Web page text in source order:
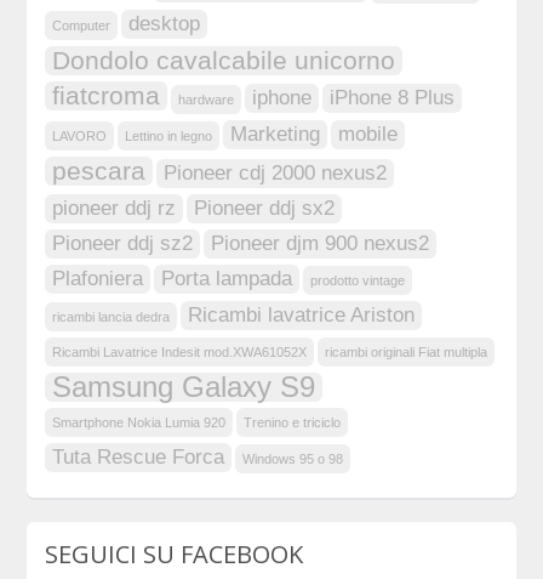
Computer desktop
Dondolo cavalcabile unicorno
fiatcroma
hardware iphone iPhone 8 Plus
LAVORO Lettino in legno Marketing mobile
pescara
Pioneer cdj 2000 nexus2
pioneer ddj rz
Pioneer ddj sx2
Pioneer ddj sz2
Pioneer djm 900 nexus2
Plafoniera
Porta lampada prodotto vintage
ricambi lancia dedra Ricambi lavatrice Ariston
Ricambi Lavatrice Indesit mod.XWA61052X ricambi originali Fiat multipla
Samsung Galaxy S9
Smartphone Nokia Lumia 920 Trenino e triciclo
Tuta Rescue Forca Windows 95 o 98
SEGUICI SU FACEBOOK